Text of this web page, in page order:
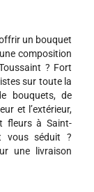
un bouquet
composition
? Fort
sur toute la
bouquets, de
et l’extérieur,
fleurs à Saint-
vous séduit ?
une livraison